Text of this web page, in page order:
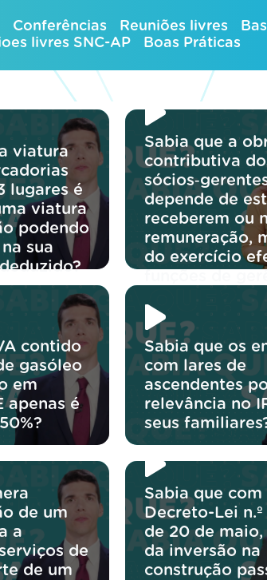
Conferências Reuniões livres
livres SNC-AP Boas Práticas
viatura
lugares é
viatura
podendo
sua
Sabia que a
contributiva
depende de
receberem ou
remuneração,
do exercício
contido
gasóleo
em
apenas é
Sabia que os
com lares de
ascendentes
relevância no
seus
de um
a
de
de um
Sabia que com
Decreto-Lei
de 20 de maio,
da inversão na
construção